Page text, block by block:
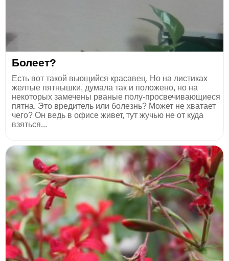
Болеет?
Есть вот такой вьющийся красавец. Но на листиках
желтые пятнышки, думала так и положено, но на
некоторых замечены рваные полу-просвечивающиеся
пятна. Это вредитель или болезнь? Может не хватает
чего? Он ведь в офисе живет, тут жучью не от куда
взяться...